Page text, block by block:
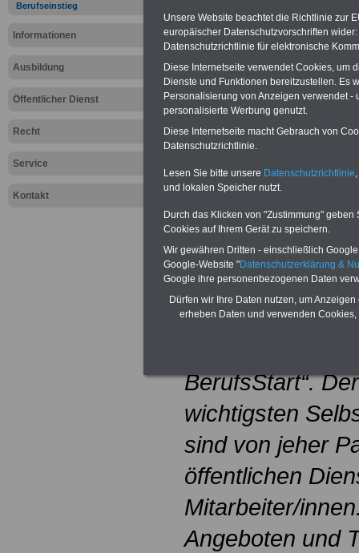
Berufseinstieg
Informationen
Ausbildung
Öffentlicher Dienst
Recht
Service
Kontakt
im
Wichtige
bis Z
Beginn Kasten
Tipp. Sonderteil
Berufseinstieg
Im vorderen
Ratgebers
Praktikanten und
BerufsStart“.
wichtigsten
sind von jeher
öffentlichen
Mitarbeiter/
Angeboten und
Unsere Website beachtet die Richtlinie zur
europäischer Datenschutzvorschriften
Datenschutzrichtlinie für elektronische
Diese Internetseite verwendet Cookies, um
Dienste und Funktionen bereitzustellen. Es
Personalisierung von Anzeigen verwendet
personalisierte Werbung genutzt.
Diese Internetseite macht Gebrauch von
Datenschutzrichtlinie.
Lesen Sie bitte unsere Datenschutzrichtlinie
und lokalen Speicher nutzt.
Durch das Klicken von "Zustimmung"
Cookies auf Ihrem Gerät zu speichern.
Wir gewähren Dritten - einschließlich
Google-Website "Datenschutzerklärung &
Google ihre personenbezogenen Daten
Dürfen wir Ihre Daten nutzen, um
erheben Daten und verwenden